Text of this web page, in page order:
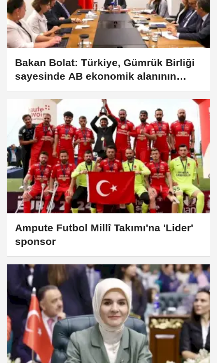
Bakan Bolat: Türkiye, Gümrük Birliği
sayesinde AB ekonomik alanının
üyesi konumunda
Ampute Futbol Millî Takımı'na 'Lider'
sponsor